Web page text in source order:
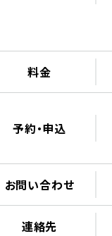
料金
予約・申込
お問い合わせ
連絡先